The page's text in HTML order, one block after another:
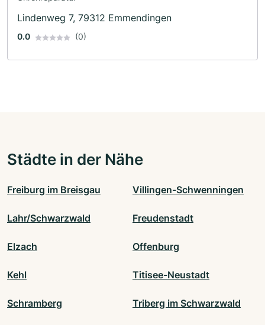
Lindenweg 7, 79312 Emmendingen
0.0 (0)
Städte in der Nähe
Freiburg im Breisgau Villingen-Schwenningen
Lahr/Schwarzwald Freudenstadt
Elzach Offenburg
Kehl Titisee-Neustadt
Schramberg Triberg im Schwarzwald